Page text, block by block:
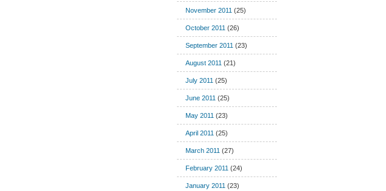
November 2011 (25)
October 2011 (26)
September 2011 (23)
August 2011 (21)
July 2011 (25)
June 2011 (25)
May 2011 (23)
April 2011 (25)
March 2011 (27)
February 2011 (24)
January 2011 (23)